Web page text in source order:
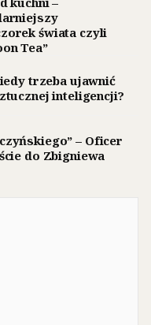
świata czyli
Tea”
trzeba ujawnić
inteligencji?
– Oficer
do Zbigniewa